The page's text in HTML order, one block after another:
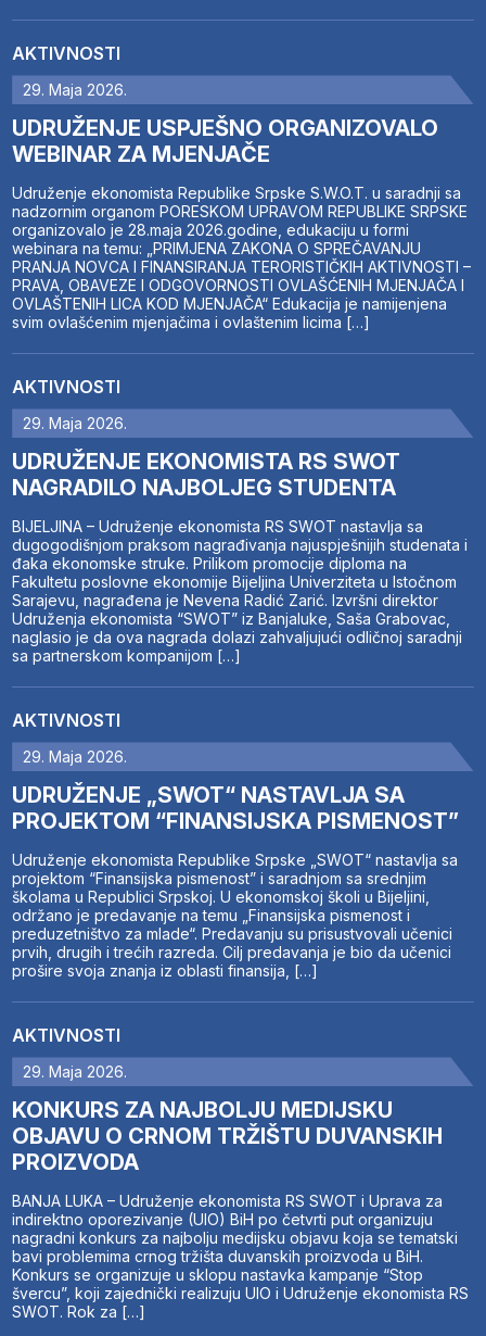
AKTIVNOSTI
29. Maja 2026.
UDRUŽENJE USPJEŠNO ORGANIZOVALO
WEBINAR ZA MJENJAČE
Udruženje ekonomista Republike Srpske S.W.O.T. u saradnji sa
nadzornim organom PORESKOM UPRAVOM REPUBLIKE SRPSKE
organizovalo je 28.maja 2026.godine, edukaciju u formi
webinara na temu: „PRIMJENA ZAKONA O SPREČAVANJU
PRANJA NOVCA I FINANSIRANJA TERORISTIČKIH AKTIVNOSTI –
PRAVA, OBAVEZE I ODGOVORNOSTI OVLAŠĆENIH MJENJAČA I
OVLAŠTENIH LICA KOD MJENJAČA“ Edukacija je namijenjena
svim ovlašćenim mjenjačima i ovlaštenim licima […]
AKTIVNOSTI
29. Maja 2026.
UDRUŽENJE EKONOMISTA RS SWOT
NAGRADILO NAJBOLJEG STUDENTA
BIJELJINA – Udruženje ekonomista RS SWOT nastavlja sa
dugogodišnjom praksom nagrađivanja najuspješnijih studenata i
đaka ekonomske struke. Prilikom promocije diploma na
Fakultetu poslovne ekonomije Bijeljina Univerziteta u Istočnom
Sarajevu, nagrađena je Nevena Radić Zarić. Izvršni direktor
Udruženja ekonomista “SWOT” iz Banjaluke, Saša Grabovac,
naglasio je da ova nagrada dolazi zahvaljujući odličnoj saradnji
sa partnerskom kompanijom […]
AKTIVNOSTI
29. Maja 2026.
UDRUŽENJE „SWOT“ NASTAVLJA SA
PROJEKTOM “FINANSIJSKA PISMENOST”
Udruženje ekonomista Republike Srpske „SWOT“ nastavlja sa
projektom “Finansijska pismenost” i saradnjom sa srednjim
školama u Republici Srpskoj. U ekonomskoj školi u Bijeljini,
održano je predavanje na temu „Finansijska pismenost i
preduzetništvo za mlade“. Predavanju su prisustvovali učenici
prvih, drugih i trećih razreda. Cilj predavanja je bio da učenici
prošire svoja znanja iz oblasti finansija, […]
AKTIVNOSTI
29. Maja 2026.
KONKURS ZA NAJBOLJU MEDIJSKU
OBJAVU O CRNOM TRŽIŠTU DUVANSKIH
PROIZVODA
BANJA LUKA – Udruženje ekonomista RS SWOT i Uprava za
indirektno oporezivanje (UIO) BiH po četvrti put organizuju
nagradni konkurs za najbolju medijsku objavu koja se tematski
bavi problemima crnog tržišta duvanskih proizvoda u BiH.
Konkurs se organizuje u sklopu nastavka kampanje “Stop
švercu”, koji zajednički realizuju UIO i Udruženje ekonomista RS
SWOT. Rok za […]